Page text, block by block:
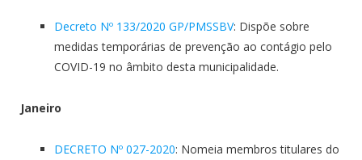
Decreto Nº 133/2020 GP/PMSSBV: Dispõe sobre
medidas temporárias de prevenção ao contágio pelo
COVID-19 no âmbito desta municipalidade.
Janeiro
DECRETO Nº 027-2020: Nomeia membros titulares do